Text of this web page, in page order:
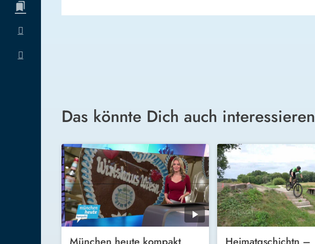
Das könnte Dich auch interessieren